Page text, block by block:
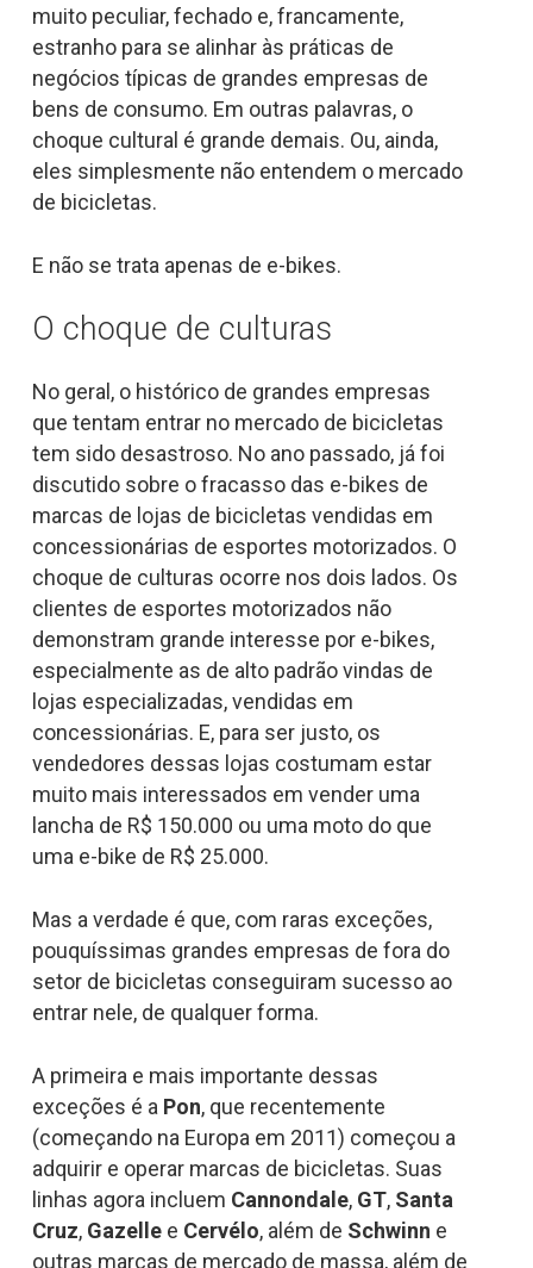
muito peculiar, fechado e, francamente,
estranho para se alinhar às práticas de
negócios típicas de grandes empresas de
bens de consumo. Em outras palavras, o
choque cultural é grande demais. Ou, ainda,
eles simplesmente não entendem o mercado
de bicicletas.
E não se trata apenas de e-bikes.
O choque de culturas
No geral, o histórico de grandes empresas
que tentam entrar no mercado de bicicletas
tem sido desastroso. No ano passado, já foi
discutido sobre o fracasso das e-bikes de
marcas de lojas de bicicletas vendidas em
concessionárias de esportes motorizados. O
choque de culturas ocorre nos dois lados. Os
clientes de esportes motorizados não
demonstram grande interesse por e-bikes,
especialmente as de alto padrão vindas de
lojas especializadas, vendidas em
concessionárias. E, para ser justo, os
vendedores dessas lojas costumam estar
muito mais interessados em vender uma
lancha de R$ 150.000 ou uma moto do que
uma e-bike de R$ 25.000.
Mas a verdade é que, com raras exceções,
pouquíssimas grandes empresas de fora do
setor de bicicletas conseguiram sucesso ao
entrar nele, de qualquer forma.
A primeira e mais importante dessas
exceções é a Pon, que recentemente
(começando na Europa em 2011) começou a
adquirir e operar marcas de bicicletas. Suas
linhas agora incluem Cannondale, GT, Santa
Cruz, Gazellee Cervélo, além de Schwinn e
outras marcas de mercado de massa, além de